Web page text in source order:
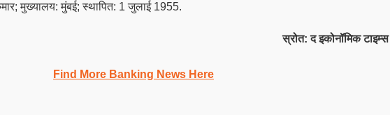
मुख्यालय: मुंबई; स्थापित: 1 जुलाई 1955.
स्रोत: द इकोनॉमिक टाइम्स
Find More Banking News Here